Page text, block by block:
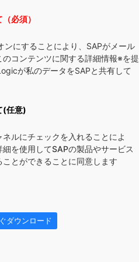
必須）
ンにすることにより、SAPがメール
コンテンツに関する詳細情報※を提
が私のデータをSAPと共有して
(任意)
ルにチェックを入れることによ
を使用してSAPの製品やサービス
とができることに同意します
ダウンロード